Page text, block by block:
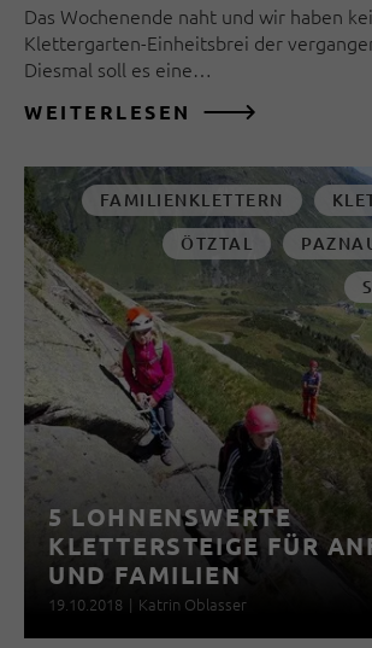
Das Wochenende naht und wir haben
Klettergarten-Einheitsbrei der
Diesmal soll es eine…
WEITERLESEN
FAMILIENKLETTERN
ÖTZTAL
5 LOHNENSWERTE
KLETTERSTEIGE FÜR
UND FAMILIEN
19.10.2018 | Katrin Oblasser